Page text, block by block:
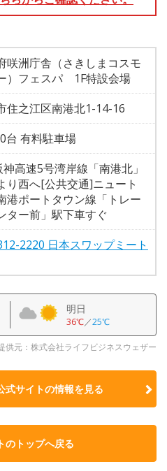
咲洲庁舎（さきしまコスモ
）フェスパ 1F特設会場
住之江区南港北1-14-16
台 有料駐車場
高速5号湾岸線「南港北」
り西へ[公共交通]ニュート
港ポートタウン線「トレー
ター前」駅下車すぐ
2220 日本スワップミート
明日
36℃／25℃
供元：株式会社ライフビジネスウェザー
式サイトの情報を見る
のトップへ戻る